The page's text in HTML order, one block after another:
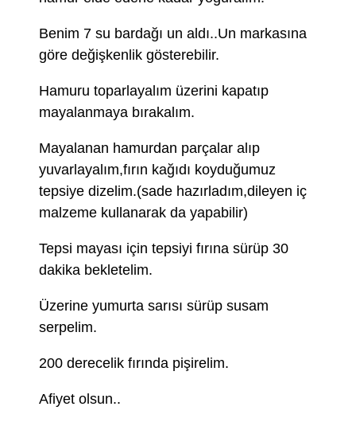
Benim 7 su bardağı un aldı..Un markasına
göre değişkenlik gösterebilir.
Hamuru toparlayalım üzerini kapatıp
mayalanmaya bırakalım.
Mayalanan hamurdan parçalar alıp
yuvarlayalım,fırın kağıdı koyduğumuz
tepsiye dizelim.(sade hazırladım,dileyen iç
malzeme kullanarak da yapabilir)
Tepsi mayası için tepsiyi fırına sürüp 30
dakika bekletelim.
Üzerine yumurta sarısı sürüp susam
serpelim.
200 derecelik fırında pişirelim.
Afiyet olsun..